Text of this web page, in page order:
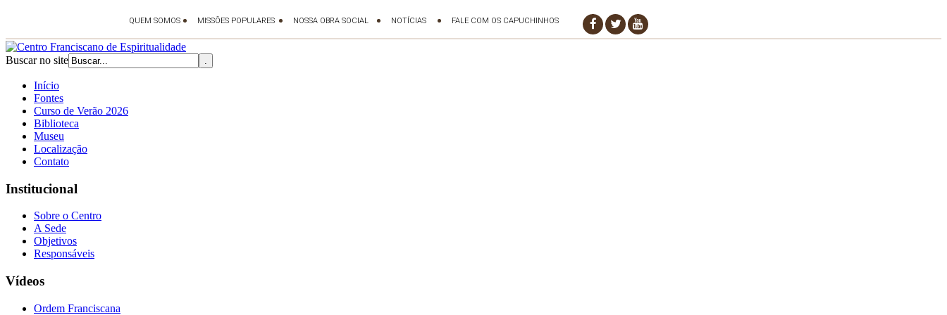
Buscar no site
Início
Fontes
Curso de Verão 2026
Biblioteca
Museu
Localização
Contato
Institucional
Sobre o Centro
A Sede
Objetivos
Responsáveis
Vídeos
Ordem Franciscana